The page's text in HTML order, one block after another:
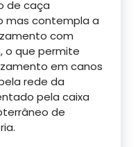
de caça
mas contempla a
com
o que permite
em canos
rede da
pela caixa
de